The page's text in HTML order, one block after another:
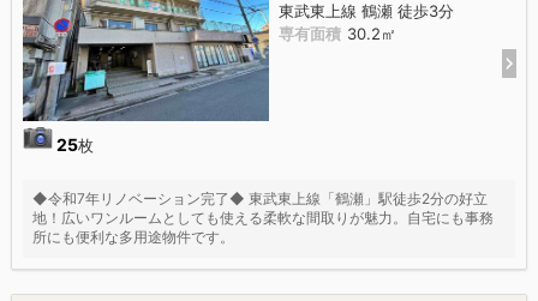
25枚
東武東上線 鶴瀬 徒歩3分
専有面積 30.2㎡
◆令和7年リノベーション完了◆ 東武東上線「鶴瀬」駅徒歩2分の好立
地！広いワンルームとしても使える柔軟な間取りが魅力。自宅にも事務
所にも便利な多用途物件です。